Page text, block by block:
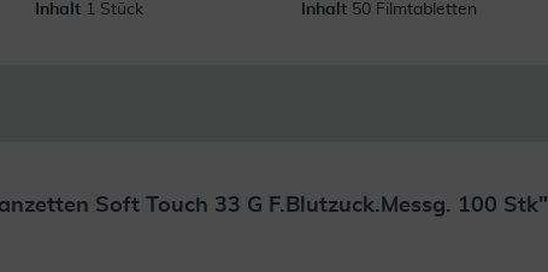
Inhalt 1 Stück
Inhalt 50 Filmtabletten
Soft Touch 33 G F.Blutzuck.Messg. 100 Stk"